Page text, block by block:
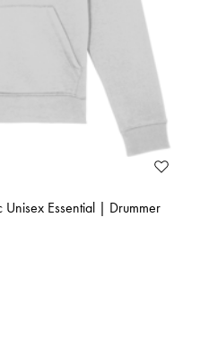
Essential | Drummer